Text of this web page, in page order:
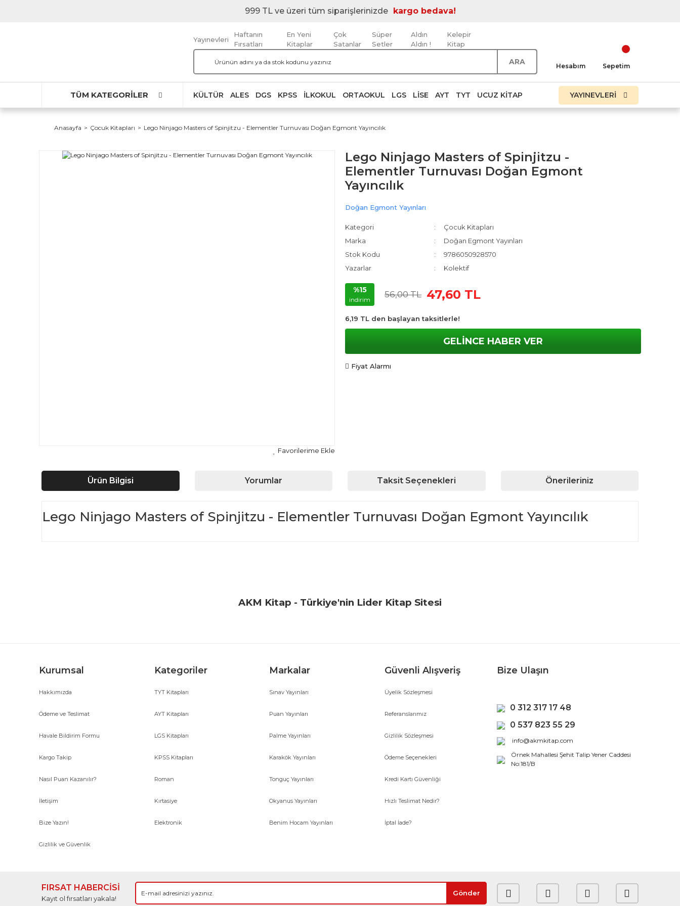
999 TL ve üzeri tüm siparişlerinizde kargo bedava!
Yayınevleri
Haftanın
Fırsatları
En Yeni
Kitaplar
Çok
Satanlar
Süper
Setler
Aldın
Aldın !
Kelepir
Kitap
ARA Hesabım Sepetim
TÜM KATEGORİLER KÜLTÜR ALES DGS KPSS İLKOKUL ORTAOKUL LGS LISE AYT TYT UCUZ KITAP YAYINEVLERİ
Anasayfa Çocuk Kitapları Lego Ninjago Masters of Spinjitzu - Elementler Turnuvası Doğan Egmont Yayıncılık
Lego Ninjago Masters of Spinjitzu -
Elementler Turnuvası Doğan Egmont
Yayıncılık
Doğan Egmont Yayınları
Kategori
Çocuk Kitapları
Marka
Doğan Egmont Yayınları
Stok Kodu
9786050928570
Yazarlar
Kolektif
%15
indirim
56,00 TL 47,60 TL
6,19 TL den başlayan taksitlerle!
GELİNCE HABER VER
Fiyat Alarmı
Ürün Bilgisi Yorumlar Taksit Seçenekleri Önerileriniz
Lego Ninjago Masters of Spinjitzu - Elementler Turnuvası Doğan Egmont Yayıncılık
Yorum Yaz
AKM Kitap - Türkiye'nin Lider Kitap Sitesi
Kurumsal
Hakkımızda
Ödeme ve Teslimat
Havale Bildirim Formu
Kargo Takip
Nasıl Puan Kazanılır?
İletişim
Bize Yazın!
Gizlilik ve Güvenlik
Kategoriler
TYT Kitapları
AYT Kitapları
LGS Kitapları
KPSS Kitapları
Roman
Kırtasiye
Elektronik
Markalar
Sınav Yayınları
Puan Yayınları
Palme Yayınları
Karakök Yayınları
Tonguç Yayınları
Okyanus Yayınları
Benim Hocam Yayınları
Güvenli Alışveriş
Üyelik Sözleşmesi
Referanslarımız
Gizlilik Sözleşmesi
Ödeme Seçenekleri
Kredi Kartı Güvenliği
Hızlı Teslimat Nedir?
İptal İade?
Bize Ulaşın
0 312 317 17 48
0 537 823 55 29
info@akmkitap.com
Örnek Mahallesi Şehit Talip Yener Caddesi
No:181/B
FIRSAT HABERCİSİ
Kayıt ol fırsatları yakala!
Gönder